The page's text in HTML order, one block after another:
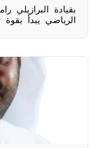
بقيادة
الرياضي يبدأ